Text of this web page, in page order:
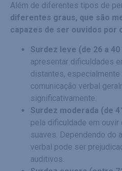
Além de diferentes tipos de
diferentes graus, que são
capazes de ser ouvidos por
Surdez leve (de 26 a 40
apresentar dificuldades
distantes,
comunicação verbal
significativamente.
Surdez moderada (de
pela dificuldade em
suaves. Dependendo do
verbal pode ser
auditivos.